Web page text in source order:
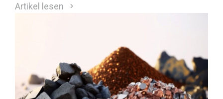
Artikel lesen